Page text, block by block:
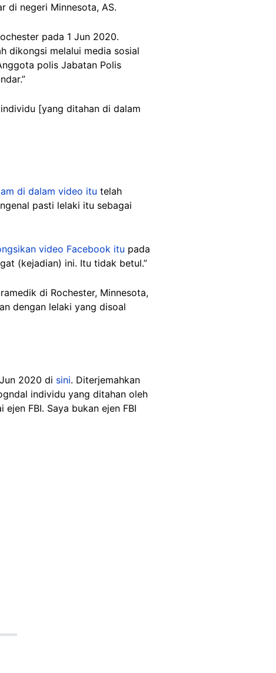
di negeri Minnesota, AS.
pada 1 Jun 2020.
dikongsi melalui media sosial
polis Jabatan Polis
[yang ditahan di dalam
di dalam video itu telah
pasti lelaki itu sebagai
video Facebook itu pada
(kejadian) ini. Itu tidak betul.”
di Rochester, Minnesota,
dengan lelaki yang disoal
2020 di sini. Diterjemahkan
individu yang ditahan oleh
FBI. Saya bukan ejen FBI